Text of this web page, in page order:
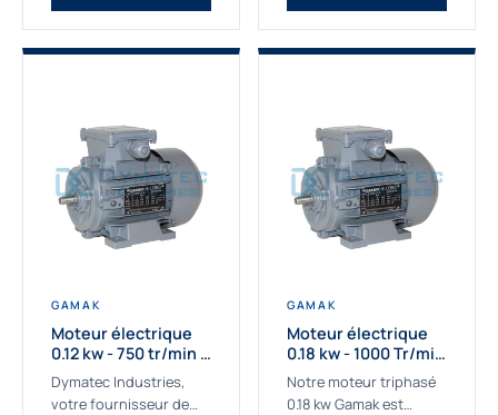
GAMAK
Moteur électrique
0.12 kw - 750 tr/min -
230/400V - IE2
Dymatec Industries,
votre fournisseur de
GAMAK
Moteur électrique
0.18 kw - 1000 Tr/min
- 230/400V - IE2
Notre moteur triphasé
0.18 kw Gamak est